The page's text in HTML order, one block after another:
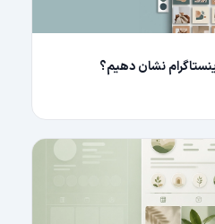
نشان دهیم؟